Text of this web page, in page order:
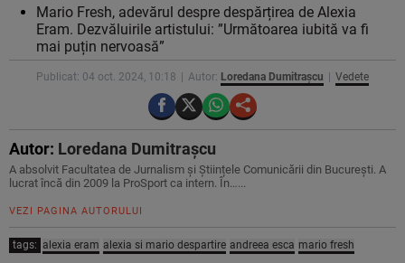
Mario Fresh, adevărul despre despărțirea de Alexia
Eram. Dezvăluirile artistului: ”Următoarea iubită va fi
mai puțin nervoasă”
Publicat: 04 oct. 2024, 10:18 Autor: Loredana Dumitrașcu Vedete
Autor: Loredana Dumitrașcu
A absolvit Facultatea de Jurnalism și Științele Comunicării din București. A
lucrat încă din 2009 la ProSport ca intern. În…...
VEZI PAGINA AUTORULUI
tags: alexia eram alexia si mario despartire andreea esca mario fresh